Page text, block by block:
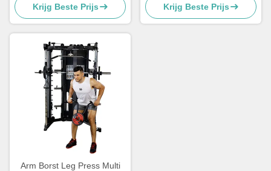
thuisgebruik
Krijg Beste Prijs
Smith Power Rack
Krijg Beste Prijs
Arm Borst Leg Press Multi